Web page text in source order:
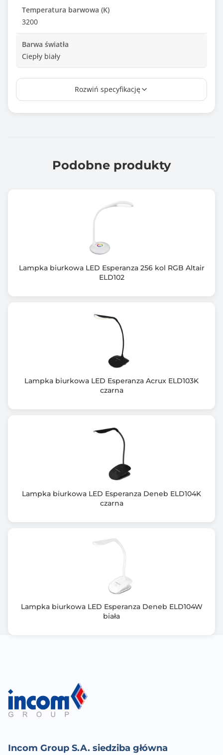
Temperatura barwowa (K)
3200
Barwa światła
Ciepły biały
Zasilanie
Informacje dodatkowe
Pojemność: 1200 mAh
Napięcie akumulatora: 3.7V
Napięcie ładowania: 5V DC, 1A
Gwarancja producenta [mies.]
24
Rozwiń specyfikację
Podobne produkty
Lampka biurkowa LED Esperanza 256 kol RGB Altair
ELD102
Lampka biurkowa LED Esperanza Acrux ELD103K
czarna
Lampka biurkowa LED Esperanza Deneb ELD104K
czarna
Lampka biurkowa LED Esperanza Deneb ELD104W
biała
Incom Group S.A. siedziba główna